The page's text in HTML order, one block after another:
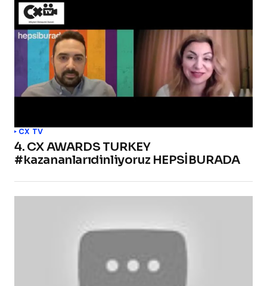
CX TV
4. CX AWARDS TURKEY
#kazananlarıdinliyoruz HEPSİBURADA